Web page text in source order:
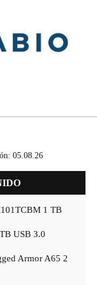
05.08.26
1 TB
USB 3.0
Armor A65 2